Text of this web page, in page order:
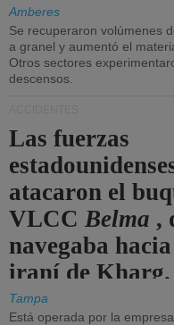
Amberes
Se recuperaron volúmenes
a granel y aumentó el
Otros sectores
descensos.
Las fuerzas
atacaron el
VLCCBelma ,
navegaba
iraní de Kharg.
Tampa
Está operada por la